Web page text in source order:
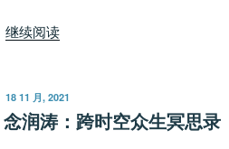
――
润
涛
继续阅读“纪
先
生：
发
布
于
18 11 月, 2021
念润涛：跨时空众生冥思录